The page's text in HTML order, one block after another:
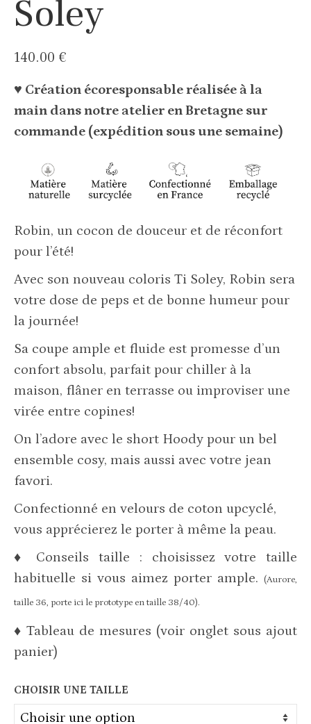
Soley
140.00 €
♥ Création écoresponsable réalisée à la
main dans notre atelier en Bretagne sur
commande (expédition sous une semaine)
Robin, un cocon de douceur et de réconfort
pour l’été!
Avec son nouveau coloris Ti Soley, Robin sera
votre dose de peps et de bonne humeur pour
la journée!
Sa coupe ample et fluide est promesse d’un
confort absolu, parfait pour chiller à la
maison, flâner en terrasse ou improviser une
virée entre copines!
On l’adore avec le short Hoody pour un bel
ensemble cosy, mais aussi avec votre jean
favori.
Confectionné en velours de coton upcyclé,
vous apprécierez le porter à même la peau.
♦ Conseils taille : choisissez votre taille
habituelle si vous aimez porter ample. (Aurore,
taille 36, porte ici le prototype en taille 38/40).
♦ Tableau de mesures (voir onglet sous ajout
panier)
CHOISIR UNE TAILLE